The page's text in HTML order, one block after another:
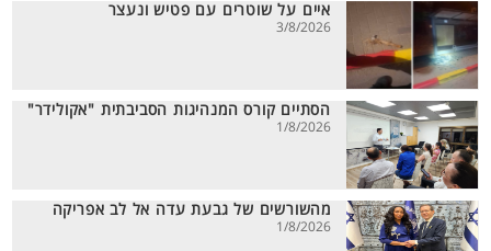
איים על שוטרים עם פטיש ונעצר
3/8/2026
הסתיים קורס המנהיגות הסביבתית "אקולידר"
1/8/2026
מהשורשים של גבעת עדה אל לב אפריקה
1/8/2026